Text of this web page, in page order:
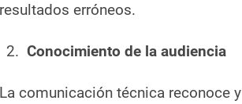
resultados erróneos.
Conocimiento de la audiencia
La comunicación técnica reconoce